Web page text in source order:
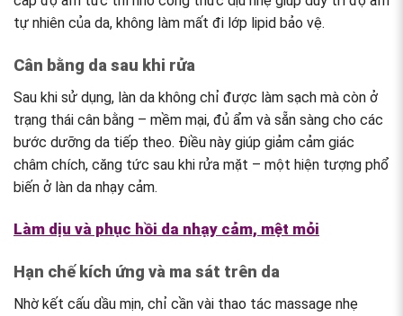
tự nhiên của da, không làm mất đi lớp lipid bảo vệ.
Cân bằng da sau khi rửa
Sau khi sử dụng, làn da không chỉ được làm sạch mà còn ở
trạng thái cân bằng – mềm mại, đủ ẩm và sẵn sàng cho các
bước dưỡng da tiếp theo. Điều này giúp giảm cảm giác
châm chích, căng tức sau khi rửa mặt – một hiện tượng phổ
biến ở làn da nhạy cảm.
Làm dịu và phục hồi da nhạy cảm, mệt mỏi
Hạn chế kích ứng và ma sát trên da
Nhờ kết cấu dầu mịn, chỉ cần vài thao tác massage nhẹ